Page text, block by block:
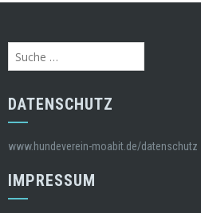
Suche
nach:
DATENSCHUTZ
www.hundeverein-moabit.de/datenschutz
IMPRESSUM